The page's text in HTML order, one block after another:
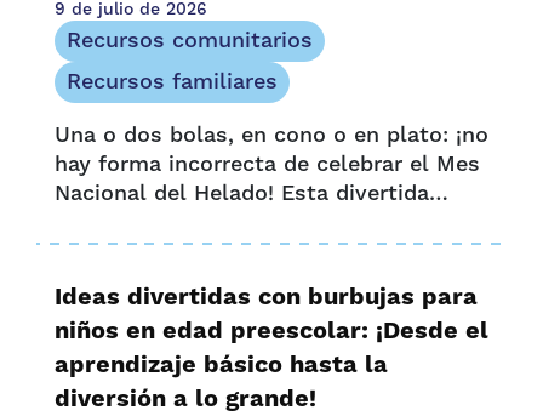
9 de julio de 2026
Recursos comunitarios
Recursos familiares
Una o dos bolas, en cono o en plato: ¡no
hay forma incorrecta de celebrar el Mes
Nacional del Helado! Esta divertida
comenzó en 1984, cuando el
presidente...
Ideas divertidas con burbujas para
niños en edad preescolar: ¡Desde el
aprendizaje básico hasta la
diversión a lo grande!